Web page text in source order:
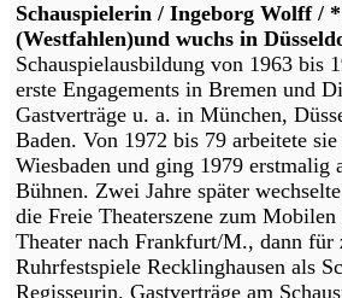
Schauspielerin / Ingeborg Wolff /
(Westfahlen)und wuchs in
Schauspielausbildung von 1963 bis
erste Engagements in Bremen und
Gastverträge u. a. in München,
Baden. Von 1972 bis 79 arbeitete sie
Wiesbaden und ging 1979 erstmalig
Bühnen. Zwei Jahre später
die Freie Theaterszene zum
Theater nach Frankfurt/M., dann für
Ruhrfestspiele Recklinghausen als
Regisseurin. Gastverträge am